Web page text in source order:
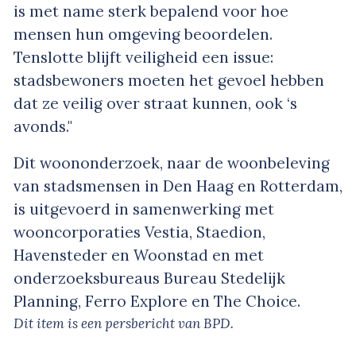
is met name sterk bepalend voor hoe
mensen hun omgeving beoordelen.
Tenslotte blijft veiligheid een issue:
stadsbewoners moeten het gevoel hebben
dat ze veilig over straat kunnen, ook ‘s
avonds."
Dit woononderzoek, naar de woonbeleving
van stadsmensen in Den Haag en Rotterdam,
is uitgevoerd in samenwerking met
wooncorporaties Vestia, Staedion,
Havensteder en Woonstad en met
onderzoeksbureaus Bureau Stedelijk
Planning, Ferro Explore en The Choice.
Dit item is een persbericht van BPD.